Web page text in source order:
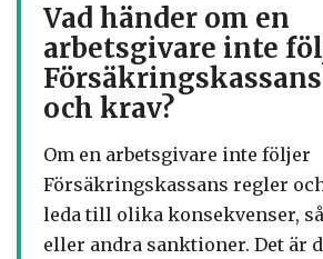
Vad händer om en
arbetsgivare inte
och krav?
Om en arbetsgivare inte följer
Försäkringskassans regler
leda till olika konsekvenser,
eller andra sanktioner. Det är